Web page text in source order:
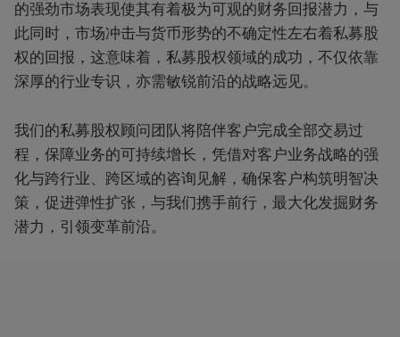
的强劲市场表现使其有着极为可观的财务回报潜力，与
此同时，市场冲击与货币形势的不确定性左右着私募股
权的回报，这意味着，私募股权领域的成功，不仅依靠
深厚的行业专识，亦需敏锐前沿的战略远见。
我们的私募股权顾问团队将陪伴客户完成全部交易过
程，保障业务的可持续增长，凭借对客户业务战略的强
化与跨行业、跨区域的咨询见解，确保客户构筑明智决
策，促进弹性扩张，与我们携手前行，最大化发掘财务
潜力，引领变革前沿。